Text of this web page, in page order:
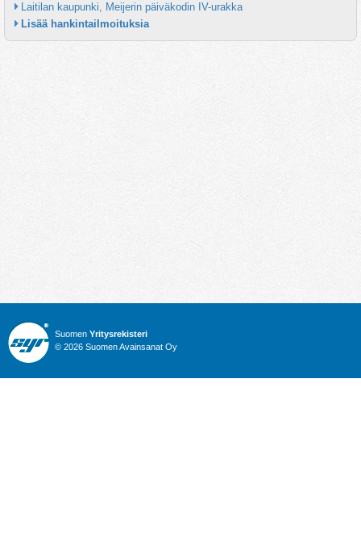
Laitilan kaupunki, Meijerin päiväkodin IV-urakka
Lisää hankintailmoituksia
Suomen Yritysrekisteri
© 2026 Suomen Avainsanat Oy